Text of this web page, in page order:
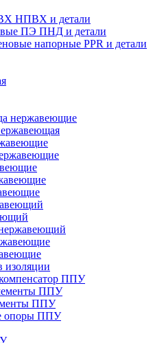
НПВХ и детали
ПЭ ПНД и детали
напорные PPR и детали
нержавеющие
изоляции
ППУ
ППУ
ППУ
опоры ППУ